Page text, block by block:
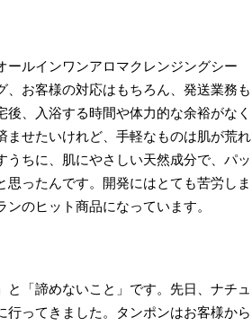
ルインワンアロマクレンジングシー
、お客様の対応はもちろん、発送業務も
、入浴する時間や体力的な余裕がなく
せたいけれど、手軽なものは肌が荒れ
ちに、肌にやさしい天然成分で、パッ
ったんです。開発にはとても苦労しま
のヒット商品になっています。
「諦めないこと」です。先日、ナチュ
ってきました。タンポンはお客様から